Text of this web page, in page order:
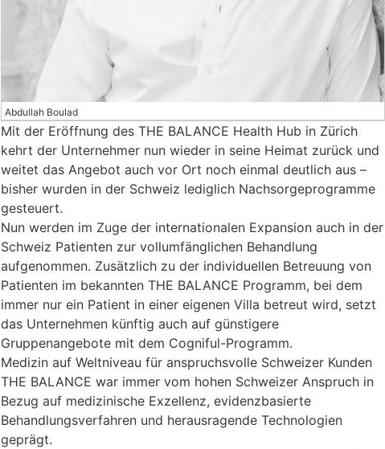
Abdullah Boulad
Mit der Eröffnung des THE BALANCE Health Hub in Zürich
kehrt der Unternehmer nun wieder in seine Heimat zurück und
weitet das Angebot auch vor Ort noch einmal deutlich aus –
bisher wurden in der Schweiz lediglich Nachsorgeprogramme
gesteuert.
Nun werden im Zuge der internationalen Expansion auch in der
Schweiz Patienten zur vollumfänglichen Behandlung
aufgenommen. Zusätzlich zu der individuellen Betreuung von
Patienten im bekannten THE BALANCE Programm, bei dem
immer nur ein Patient in einer eigenen Villa betreut wird, setzt
das Unternehmen künftig auch auf günstigere
Gruppenangebote mit dem Cogniful-Programm.
Medizin auf Weltniveau für anspruchsvolle Schweizer Kunden
THE BALANCE war immer vom hohen Schweizer Anspruch in
Bezug auf medizinische Exzellenz, evidenzbasierte
Behandlungsverfahren und herausragende Technologien
geprägt.